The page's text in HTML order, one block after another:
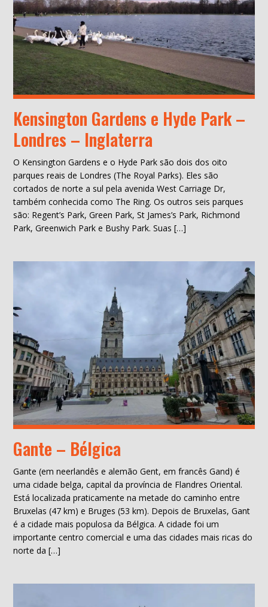
Kensington Gardens e Hyde Park –
Londres – Inglaterra
O Kensington Gardens e o Hyde Park são dois dos oito
parques reais de Londres (The Royal Parks). Eles são
cortados de norte a sul pela avenida West Carriage Dr,
também conhecida como The Ring. Os outros seis parques
são: Regent’s Park, Green Park, St James’s Park, Richmond
Park, Greenwich Park e Bushy Park. Suas […]
Gante – Bélgica
Gante (em neerlandês e alemão Gent, em francês Gand) é
uma cidade belga, capital da província de Flandres Oriental.
Está localizada praticamente na metade do caminho entre
Bruxelas (47 km) e Bruges (53 km). Depois de Bruxelas, Gant
é a cidade mais populosa da Bélgica. A cidade foi um
importante centro comercial e uma das cidades mais ricas do
norte da […]